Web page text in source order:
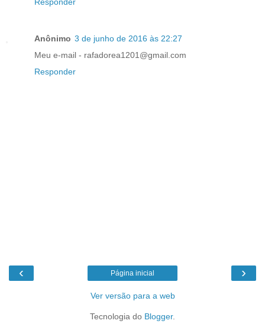
Responder
Anônimo 3 de junho de 2016 às 22:27
Meu e-mail - rafadorea1201@gmail.com
Responder
‹ ›
Página inicial
Ver versão para a web
Tecnologia do Blogger.